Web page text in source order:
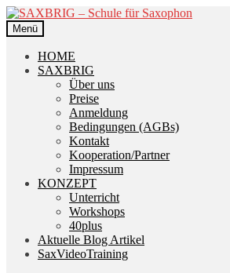
Zur
Navigation
springen
Zum
Inhalt
springen
Menü
HOME
SAXBRIG
Über uns
Preise
Anmeldung
Bedingungen (AGBs)
Kontakt
Kooperation/Partner
Impressum
KONZEPT
Unterricht
Workshops
40plus
Aktuelle Blog Artikel
SaxVideoTraining